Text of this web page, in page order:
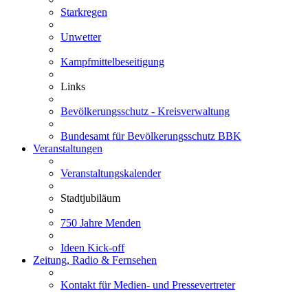
Starkregen
Unwetter
Kampfmittelbeseitigung
Links
Bevölkerungsschutz - Kreisverwaltung
Bundesamt für Bevölkerungsschutz BBK
Veranstaltungen
Veranstaltungskalender
Stadtjubiläum
750 Jahre Menden
Ideen Kick-off
Zeitung, Radio & Fernsehen
Kontakt für Medien- und Pressevertreter